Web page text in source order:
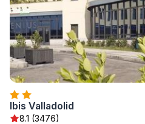
Ibis Valladolid
8.1 (3476)